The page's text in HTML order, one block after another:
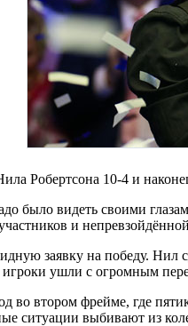
Робертсона 10-4 и
было видеть своими
и
заявку на победу.
ушли с огромным
во втором фрейме, где
ситуации выбивают из